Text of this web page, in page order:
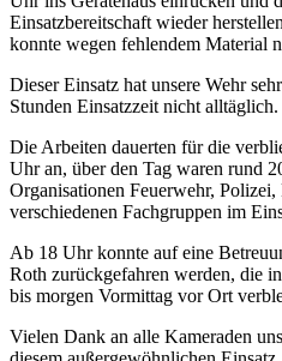
Einsatzbereitschaft wieder
konnte wegen fehlendem Material
Dieser Einsatz hat unsere Wehr
Stunden Einsatzzeit nicht alltäglich.
Die Arbeiten dauerten für die
Uhr an, über den Tag waren rund
Organisationen Feuerwehr,
verschiedenen Fachgruppen im
Ab 18 Uhr konnte auf eine
Roth zurückgefahren werden, die
bis morgen Vormittag vor Ort
Vielen Dank an alle Kameraden